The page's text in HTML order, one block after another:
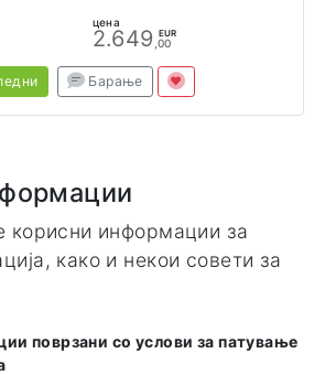
цена
2.649 EUR
,00
Барање
корисни информации за
како и некои совети за
поврзани со услови за патување